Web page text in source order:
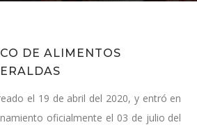
DE ALIMENTOS
el 19 de abril del 2020, y entró en
oficialmente el 03 de julio del